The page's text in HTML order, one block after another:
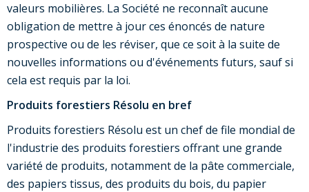
valeurs mobilières. La Société ne reconnaît aucune
obligation de mettre à jour ces énoncés de nature
prospective ou de les réviser, que ce soit à la suite de
nouvelles informations ou d'événements futurs, sauf si
cela est requis par la loi.
Produits forestiers Résolu en bref
Produits forestiers Résolu est un chef de file mondial de
l'industrie des produits forestiers offrant une grande
variété de produits, notamment de la pâte commerciale,
des papiers tissus, des produits du bois, du papier